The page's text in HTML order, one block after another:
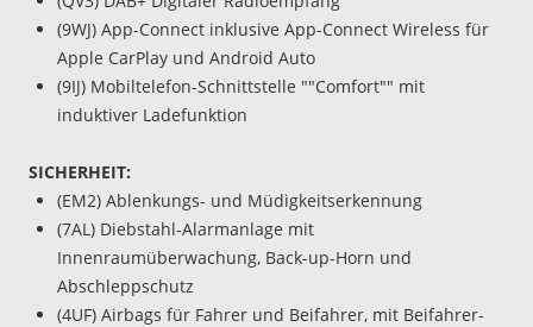
(9WJ) App-Connect inklusive App-Connect Wireless für
Apple CarPlay und Android Auto
(9IJ) Mobiltelefon-Schnittstelle ""Comfort"" mit
induktiver Ladefunktion
SICHERHEIT:
(EM2) Ablenkungs- und Müdigkeitserkennung
(7AL) Diebstahl-Alarmanlage mit
Innenraumüberwachung, Back-up-Horn und
Abschleppschutz
(4UF) Airbags für Fahrer und Beifahrer, mit Beifahrer-